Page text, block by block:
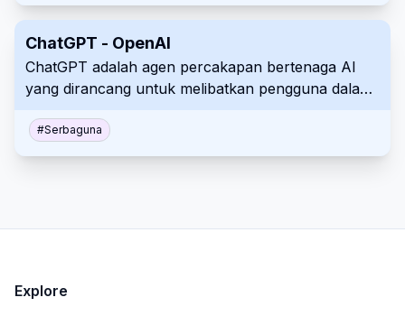
yang informatif dan sadar konteks.
ChatGPT - OpenAI
ChatGPT adalah agen percakapan bertenaga AI
yang dirancang untuk melibatkan pengguna dalam
menghasilkan teks, membantu pengguna dengan
berbagai tugas, menjawab pertanyaan, atau
#Serbaguna
Explore